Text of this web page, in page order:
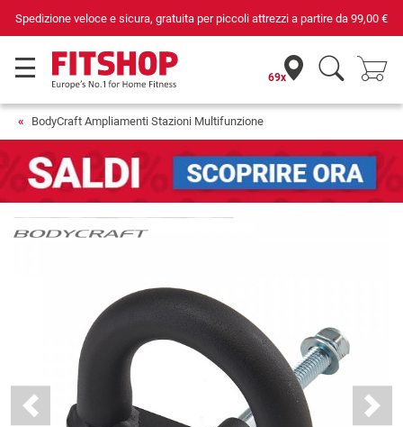
Spedizione veloce e sicura, gratuita per piccoli attrezzi a partire da 99,00 €
69x
BodyCraft Ampliamenti Stazioni Multifunzione
Previous Next